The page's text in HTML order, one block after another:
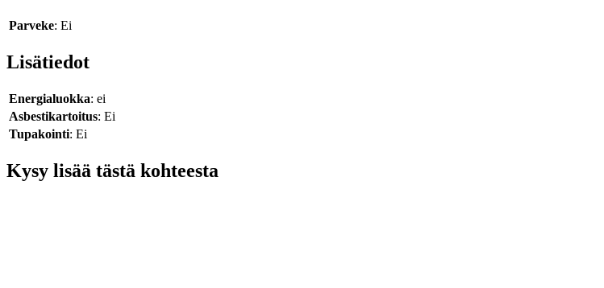
Parveke: Ei
Lisätiedot
Energialuokka: ei
Asbestikartoitus: Ei
Tupakointi: Ei
Kysy lisää tästä kohteesta